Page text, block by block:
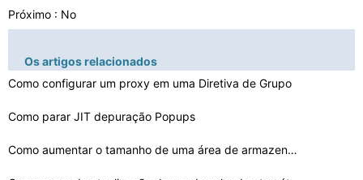
Próximo : No
Os artigos relacionados
Como configurar um proxy em uma Diretiva de Grupo
Como parar JIT depuração Popups
Como aumentar o tamanho de uma área de armazenamento